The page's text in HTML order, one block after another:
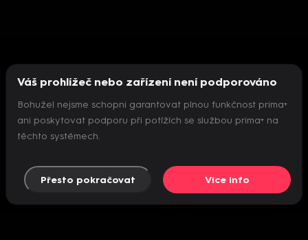
Nepodařilo se inicializovat přehrávač
Váš prohlížeč nebo zařízení není podporováno
Bohužel nejsme schopni garantovat plnou funkčnost prima+
ani poskytovat podporu při potížích se službou prima+ na
těchto systémech.
Přesto pokračovat Více info